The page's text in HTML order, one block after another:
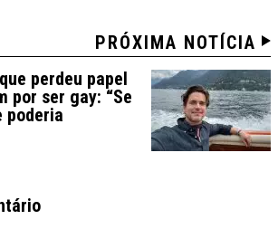
PRÓXIMA NOTÍCIA
perdeu papel
por ser gay: “Se
poderia